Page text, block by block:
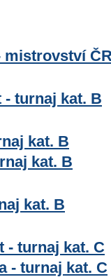
mistrovství
- turnaj kat. B
kat. B
kat. B
kat. B
- turnaj kat. C
- turnaj kat. C